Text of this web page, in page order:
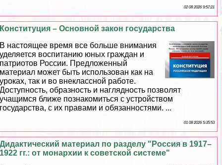
02 08 2026 9:57:21
Конституция – Основной закон государства
В настоящее время все больше внимания
уделяется воспитанию юных граждан и
патриотов России. Предложенный
материал может быть использован как на
уроках, так и во внеклассной работе.
Доступность, образность и наглядность позволят
учащимся ближе познакомиться с устройством
государства, с их правами и обязанностями. ...
01 08 2026 5:35:53
Дидактический материал по разделу "Россия в 1917–
1922 гг.: от монархии к советской системе"